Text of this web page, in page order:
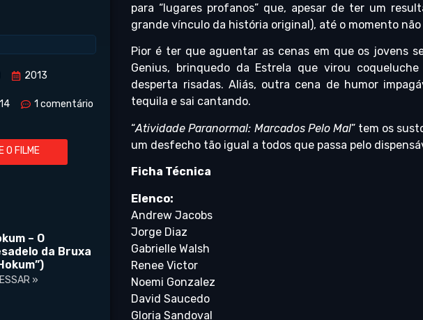
2013
1 comentário
O FILME
– O
da Bruxa
»
para “lugares profanos” que, apesar de ter um
grande vínculo da história original), até o momento
Pior é ter que aguentar as cenas em que os jovens
Genius, brinquedo da Estrela que virou
desperta risadas. Aliás, outra cena de humor
tequila e sai cantando.
“Atividade Paranormal: Marcados Pelo Mal” tem os
um desfecho tão igual a todos que passa pelo
Ficha Técnica
Elenco:
Andrew Jacobs
Jorge Diaz
Gabrielle Walsh
Renee Victor
Noemi Gonzalez
David Saucedo
Gloria Sandoval